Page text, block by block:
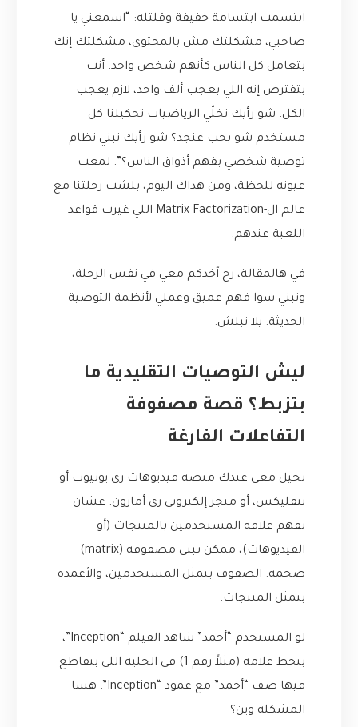
ابتسمت ابتسامة خفيفة وقلتله: “اسمعني يا
صاحبي، مشكلتك مش بالمحتوى، مشكلتك إنك
بتعامل كل الناس كأنهم شخص واحد. أنت
بتفترض إنه اللي بعجب ألف واحد، لازم يعجب
الكل. شو رأيك نخلّي الرياضيات تحكيلنا كل
مستخدم شو بحب عنجد؟ شو رأيك نبني نظام
توصية شخصي بفهم أذواق الناس؟”. لمعت
عيونه للحظة، ومن هداك اليوم، بلشت رحلتنا مع
عالم ال-Matrix Factorization اللي غيرت قواعد
اللعبة عندهم.
في هالمقالة، رح آخدكم معي في نفس الرحلة،
ونبني سوا فهم عميق وعملي لأنظمة التوصية
الحديثة. يلا نبلش.
ليش التوصيات التقليدية ما
بتزبط؟ قصة مصفوفة
التفاعلات الفارغة
تخيل معي عندك منصة فيديوهات زي يوتيوب أو
نتفليكس، أو متجر إلكتروني زي أمازون. عشان
تفهم علاقة المستخدمين بالمنتجات (أو
الفيديوهات)، ممكن تبني مصفوفة (matrix)
ضخمة: الصفوف بتمثل المستخدمين، والأعمدة
بتمثل المنتجات.
لو المستخدم “أحمد” شاهد الفيلم “Inception”،
بنحط علامة (مثلاً رقم 1) في الخلية اللي بتقاطع
فيها صف “أحمد” مع عمود “Inception”. هسا
المشكلة وين؟